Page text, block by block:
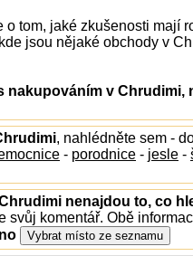
o tom, jaké zkušenosti mají
jsou nějaké obchody v
nakupováním v Chrudimi,
, nahlédněte sem -
- porodnice - jesle -
nenajdou to, co
svůj komentář. Obě